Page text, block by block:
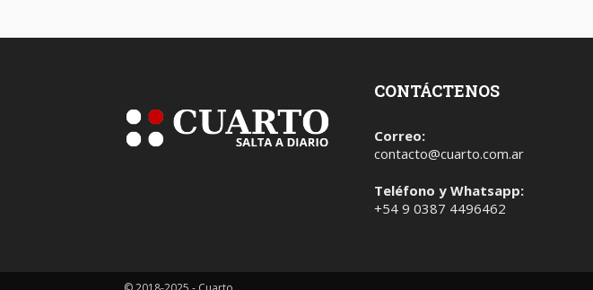
CONTÁCTENOS
Correo:
contacto@cuarto.com.ar
Teléfono y Whatsapp:
+54 9 0387 4496462